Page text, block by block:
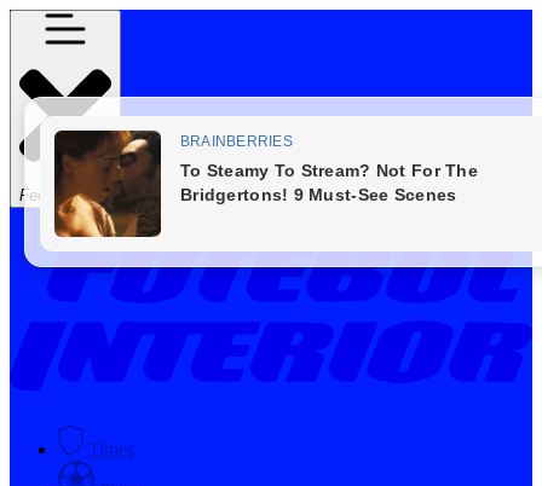
Fechar Menu
Times